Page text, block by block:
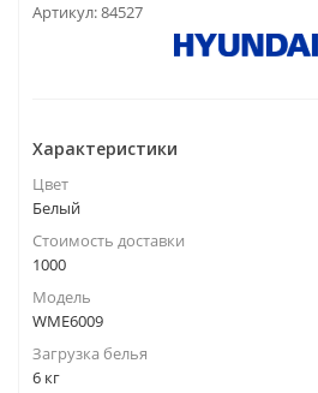
Артикул:84527
Характеристики
Цвет
Белый
Стоимость доставки
1000
Модель
WME6009
Загрузка белья
6 кг